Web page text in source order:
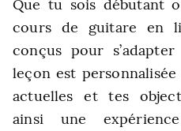
Que tu sois débutant
cours de guitare en
conçus pour
leçon est
actuelles et tes
ainsi une